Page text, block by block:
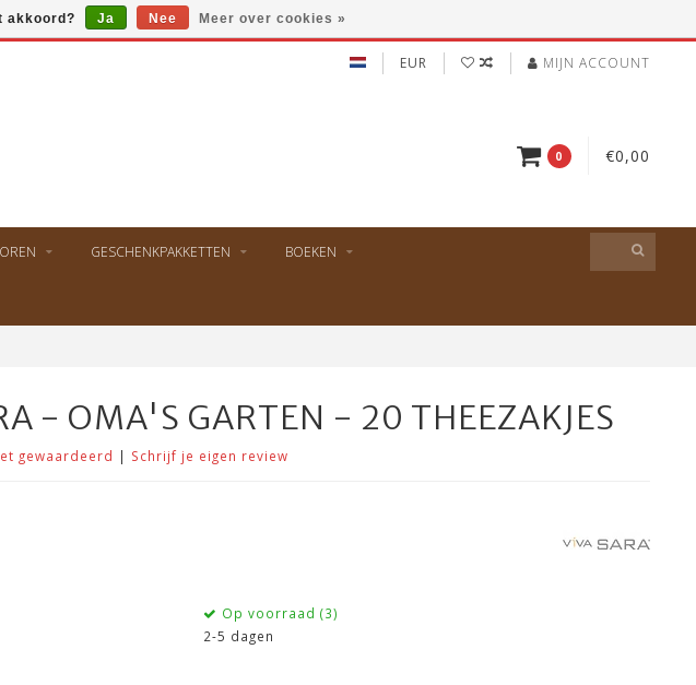
EUR MIJN ACCOUNT
0 €0,00
GESCHENKPAKKETTEN BOEKEN
- OMA'S GARTEN - 20 THEEZAKJES
gewaardeerd | Schrijf je eigen review
Op voorraad (3)
2-5 dagen
akkoord? Ja Nee Meer over cookies »